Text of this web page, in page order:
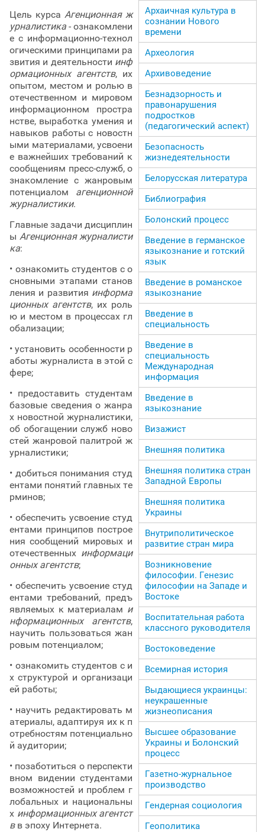
Цель курса Агенционная ж
урналистика - ознакомлени
е с информационно-технол
огическими принципами ра
звития и деятельности инф
ормационных агентств, их
опытом, местом и ролью в
отечественном и мировом
информационном простра
нстве, выработка умения и
навыков работы с новостн
ыми материалами, усвоени
е важнейших требований к
сообщениям пресс-служб, о
знакомление с жанровым
потенциалом агенционной
журналистики.
Главные задачи дисциплин
ы Агенционная журналисти
ка:
• ознакомить студентов с о
сновными этапами станов
ления и развития информа
ционных агентств, их роль
ю и местом в процессах гл
обализации;
• установить особенности р
аботы журналиста в этой с
фере;
• предоставить студентам
базовые сведения о жанра
х новостной журналистики,
об обогащении служб ново
стей жанровой палитрой ж
урналистики;
• добиться понимания студ
ентами понятий главных те
рминов;
• обеспечить усвоение студ
ентами принципов построе
ния сообщений мировых и
отечественных информаци
онных агентств;
• обеспечить усвоение студ
ентами требований, предъ
являемых к материалам и
нформационных агентств,
научить пользоваться жан
ровым потенциалом;
• ознакомить студентов с и
х структурой и организаци
ей работы;
• научить редактировать м
атериалы, адаптируя их к п
отребностям потенциально
й аудитории;
• позаботиться о перспекти
вном видении студентами
возможностей и проблем г
лобальных и национальны
х информационных агентст
вв эпоху Интернета.
Архаичная культура в
сознании Нового
времени
Археология
Архивоведение
Безнадзорность и
правонарушения
подростков
(педагогический аспект)
Безопасность
жизнедеятельности
Белорусская литература
Библиография
Болонский процесс
Введение в германское
языкознание и готский
язык
Введение в романское
языкознание
Введение в
специальность
Введение в
специальность
Международная
информация
Введение в
языкознание
Визажист
Внешняя политика
Внешняя политика стран
Западной Европы
Внешняя политика
Украины
Внутриполитическое
развитие стран мира
Возникновение
философии. Генезис
философии на Западе и
Востоке
Воспитательная работа
классного руководителя
Востоковедение
Всемирная история
Выдающиеся украинцы:
неукрашенные
жизнеописания
Высшее образование
Украины и Болонский
процесс
Газетно-журнальное
производство
Гендерная социология
Геополитика